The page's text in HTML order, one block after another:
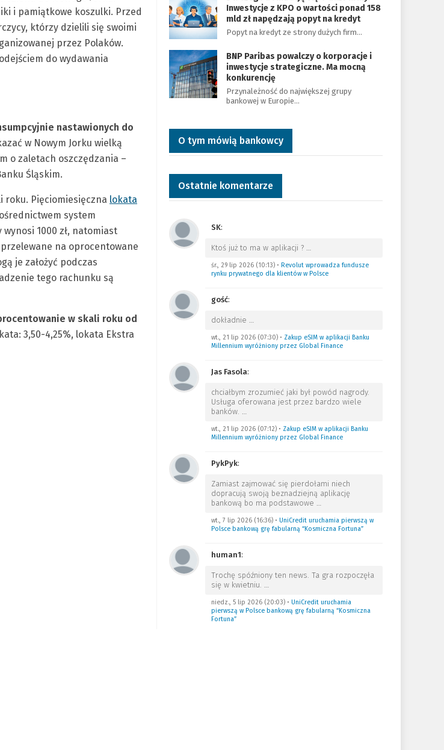
i pamiątkowe koszulki. Przed
którzy dzielili się swoimi
przez Polaków.
do wydawania
nastawionych do
w Nowym Jorku wielką
o zaletach oszczędzania –
Śląskim.
roku. Pięciomiesięczna lokata
system
1000 zł, natomiast
na oprocentowane
je założyć podczas
tego rachunku są
w skali roku od
3,50-4,25%, lokata Ekstra
Inwestycje z KPO o wartości ponad 158
mld zł napędzają popyt na kredyt
Popyt na kredyt ze strony dużych firm…
BNP Paribas powalczy o korporacje i
inwestycje strategiczne. Ma mocną
konkurencję
Przynależność do największej grupy
bankowej w Europie…
O tym mówią bankowcy
Ostatnie komentarze
SK:
Ktoś już to ma w aplikacji ? …
śr., 29 lip 2026 (10:13)• Revolut wprowadza fundusze
rynku prywatnego dla klientów w Polsce
gość:
dokładnie …
wt., 21 lip 2026 (07:30)• Zakup eSIM w aplikacji Banku
Millennium wyróżniony przez Global Finance
Jas Fasola:
chciałbym zrozumieć jaki był powód nagrody.
Usługa oferowana jest przez bardzo wiele
banków. …
wt., 21 lip 2026 (07:12)• Zakup eSIM w aplikacji Banku
Millennium wyróżniony przez Global Finance
PykPyk:
Zamiast zajmować się pierdołami niech
dopracują swoją beznadziejną aplikację
bankową bo ma podstawowe …
wt., 7 lip 2026 (16:36)• UniCredit uruchamia pierwszą w
Polsce bankową grę fabularną “Kosmiczna Fortuna”
human1:
Trochę spóźniony ten news. Ta gra rozpoczęła
się w kwietniu. …
niedz., 5 lip 2026 (20:03)• UniCredit uruchamia
pierwszą w Polsce bankową grę fabularną “Kosmiczna
Fortuna”